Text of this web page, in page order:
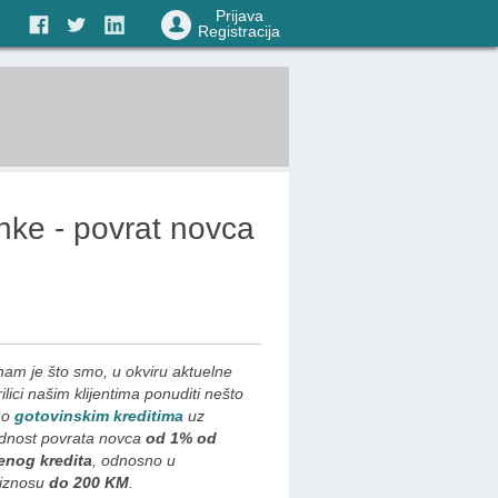
Prijava
Registracija
- povrat novca
je što smo, u okviru aktuelne
našim klijentima ponuditi nešto
gotovinskim kreditima uz
povrata novca od 1% od
kredita , odnosno u
do 200 KM